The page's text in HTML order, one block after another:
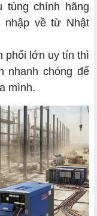
tùng chính hãng
nhập về từ Nhật
phối lớn uy tín thì
nhanh chóng để
mình.